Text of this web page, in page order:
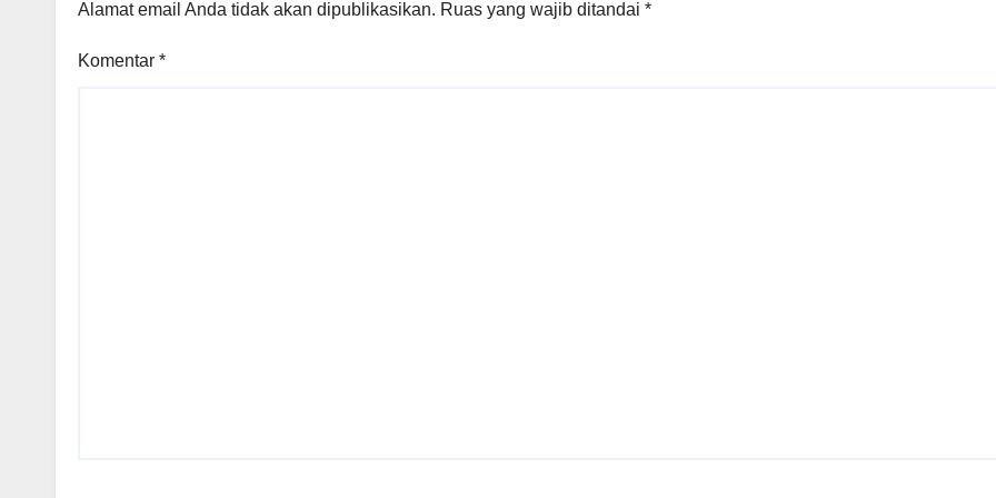
Alamat email Anda tidak akan dipublikasikan. Ruas yang wajib ditandai *
Komentar *